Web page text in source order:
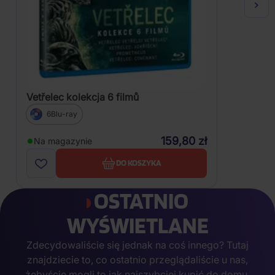
Vetřelec kolekcja 6 filmů
6Blu-ray
Na magazynie 159,80 zł
DO KOSZYKA
OSTATNIO
WYŚWIETLANE
Zdecydowaliście się jednak na coś innego? Tutaj
znajdziecie to, co ostatnio przeglądaliście u nas,